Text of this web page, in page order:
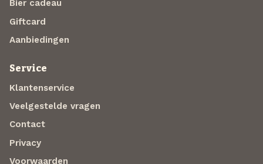
Bier cadeau
Giftcard
Aanbiedingen
Service
Klantenservice
Veelgestelde vragen
Contact
Privacy
Voorwaarden